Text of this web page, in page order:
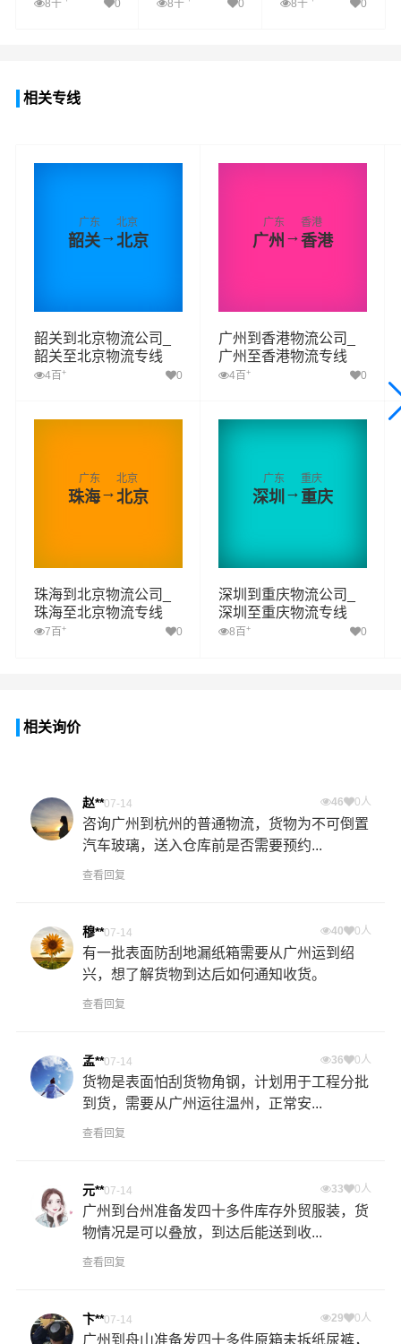
8千 0 8千 0 8千 0
相关专线
广东
韶关→
北京
北京
韶关到北京物流公司_
韶关至北京物流专线
4百 + 0
广东
广州 →
香港
香港
广州到香港物流公司_
广州至香港物流专线
4百 + 0
广东
珠海→
北京
北京
珠海到北京物流公司_
珠海至北京物流专线
7百 + 0
广东
深圳→
重庆
重庆
深圳到重庆物流公司_
深圳至重庆物流专线
8百 + 0
相关询价
赵**07-14 46 0人
咨询广州到杭州的普通物流，货物为不可倒置
汽车玻璃，送入仓库前是否需要预约...
查看回复
穆**07-14 40 0人
有一批表面防刮地漏纸箱需要从广州运到绍
兴，想了解货物到达后如何通知收货。
查看回复
孟**07-14 36 0人
货物是表面怕刮货物角钢，计划用于工程分批
到货，需要从广州运往温州，正常安...
查看回复
元**07-14 33 0人
广州到台州准备发四十多件库存外贸服装，货
物情况是可以叠放，到达后能送到收...
查看回复
卞**07-14 29 0人
广州到舟山准备发四十多件原箱未拆纸尿裤，